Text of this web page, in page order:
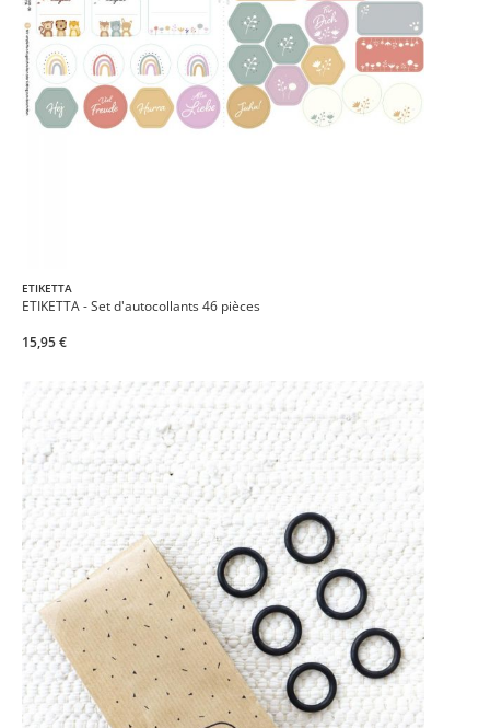
ETIKETTA
ETIKETTA - Set d'autocollants 46 pièces
15,95 €